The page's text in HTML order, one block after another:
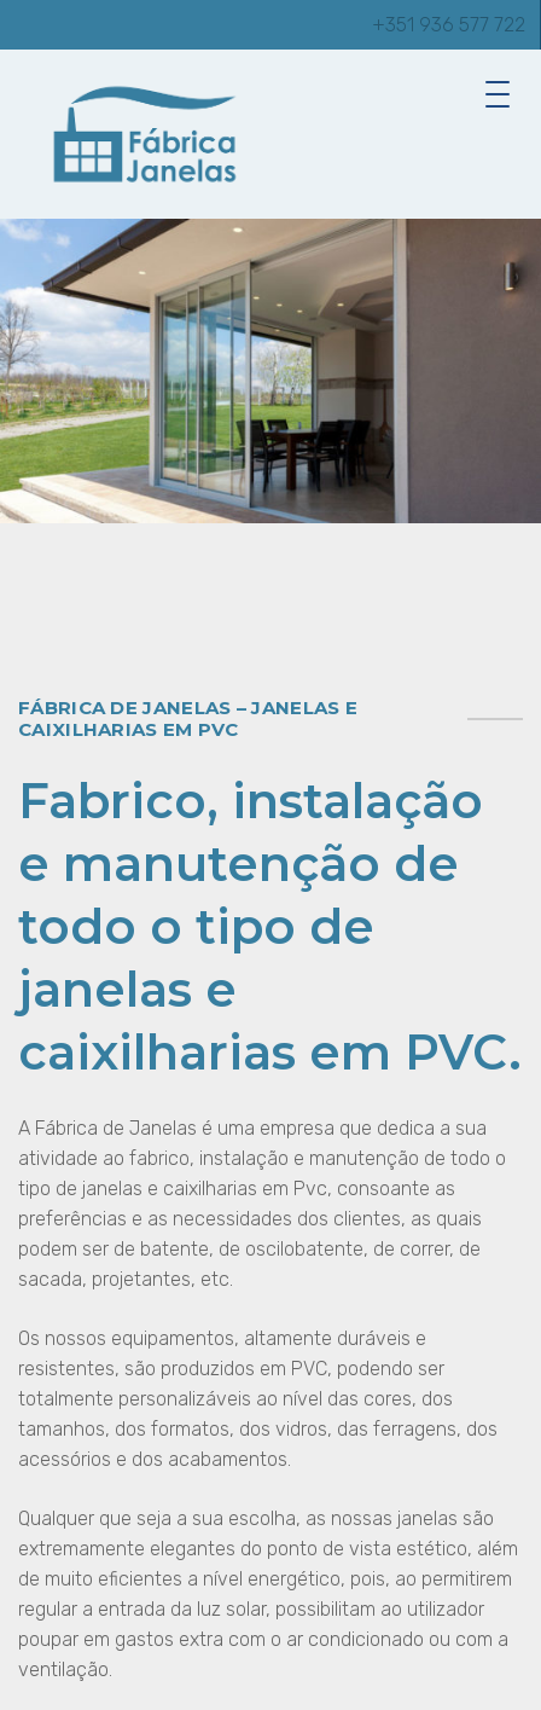
+351 936 577 722
FÁBRICA DE JANELAS – JANELAS E
CAIXILHARIAS EM PVC
Fabrico, instalação
e manutenção de
todo o tipo de
janelas e
caixilharias em PVC.
A Fábrica de Janelas é uma empresa que dedica a sua
atividade ao fabrico, instalação e manutenção de todo o
tipo de janelas e caixilharias em Pvc, consoante as
preferências e as necessidades dos clientes, as quais
podem ser de batente, de oscilobatente, de correr, de
sacada, projetantes, etc.
Os nossos equipamentos, altamente duráveis e
resistentes, são produzidos em PVC, podendo ser
totalmente personalizáveis ao nível das cores, dos
tamanhos, dos formatos, dos vidros, das ferragens, dos
acessórios e dos acabamentos.
Qualquer que seja a sua escolha, as nossas janelas são
extremamente elegantes do ponto de vista estético, além
de muito eficientes a nível energético, pois, ao permitirem
regular a entrada da luz solar, possibilitam ao utilizador
poupar em gastos extra com o ar condicionado ou com a
ventilação.